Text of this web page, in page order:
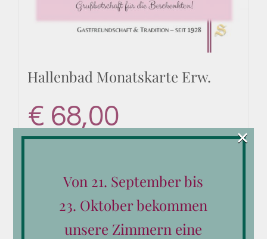
Hallenbad Monatskarte Erw.
€ 68,00
In den Warenkorb
Von 21. September bis
23. Oktober bekommen
unsere Zimmern eine
×